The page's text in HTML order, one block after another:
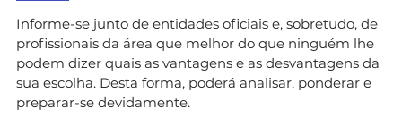
Informe-se junto de entidades oficiais e, sobretudo, de
profissionais da área que melhor do que ninguém lhe
podem dizer quais as vantagens e as desvantagens da
sua escolha. Desta forma, poderá analisar, ponderar e
preparar-se devidamente.